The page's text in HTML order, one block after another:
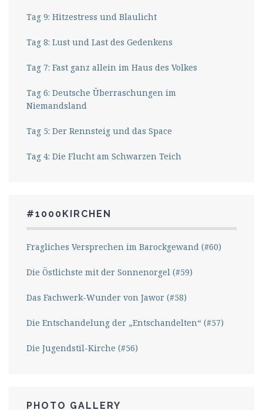
Tag 9: Hitzestress und Blaulicht
Tag 8: Lust und Last des Gedenkens
Tag 7: Fast ganz allein im Haus des Volkes
Tag 6: Deutsche Überraschungen im
Niemandsland
Tag 5: Der Rennsteig und das Space
Tag 4: Die Flucht am Schwarzen Teich
#1000KIRCHEN
Fragliches Versprechen im Barockgewand (#60)
Die Östlichste mit der Sonnenorgel (#59)
Das Fachwerk-Wunder von Jawor (#58)
Die Entschandelung der „Entschandelten“ (#57)
Die Jugendstil-Kirche (#56)
PHOTO GALLERY